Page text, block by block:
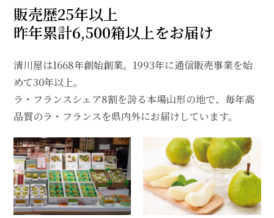
販売歴25年以上
昨年累計6,500箱以上をお届け
清川屋は1668年創始創業。1993年に通信販売事業を始
めて30年以上。
ラ・フランスシェア8割を誇る本場山形の地で、毎年高
品質のラ・フランスを県内外にお届けしています。